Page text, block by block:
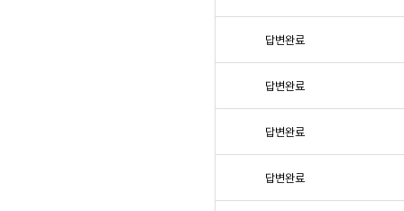
답변완료
답변완료
답변완료
답변완료